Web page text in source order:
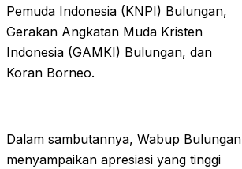
Pemuda Indonesia (KNPI) Bulungan,
Gerakan Angkatan Muda Kristen
Indonesia (GAMKI) Bulungan, dan
Koran Borneo.
Dalam sambutannya, Wabup Bulungan
menyampaikan apresiasi yang tinggi